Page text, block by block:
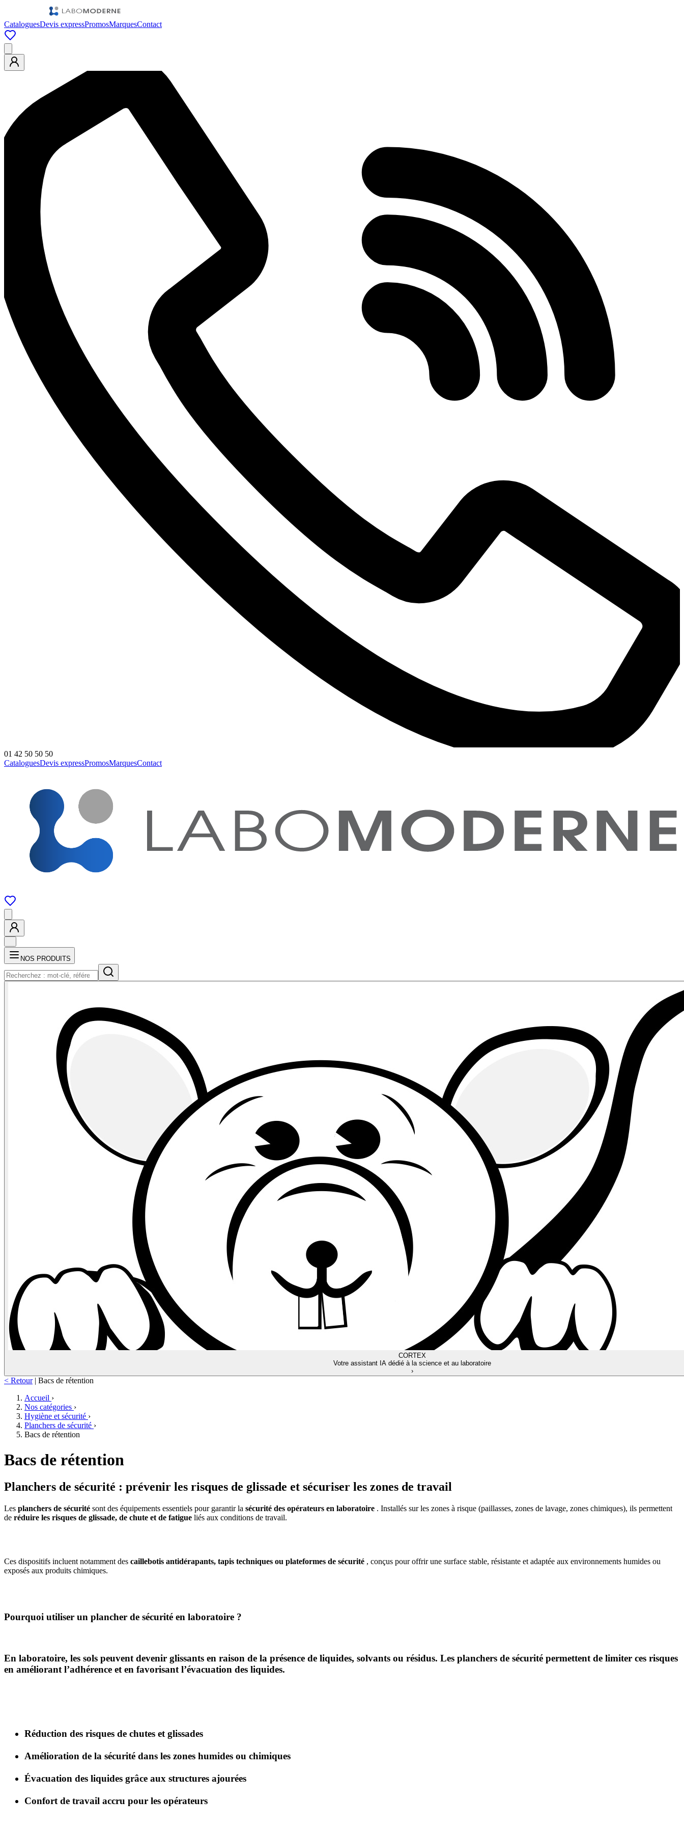
CataloguesDevis expressPromosMarquesContact
01 42 50 50 50
CataloguesDevis expressPromosMarquesContact
NOS PRODUITS
CORTEX
Votre assistant IA dédié à la science et au laboratoire
›
< Retour | Bacs de rétention
Accueil ›
Nos catégories ›
Hygiène et sécurité ›
Planchers de sécurité ›
Bacs de rétention
Bacs de rétention
Planchers de sécurité : prévenir les risques de glissade et sécuriser les zones de travail
Les planchers de sécurité sont des équipements essentiels pour garantir la sécurité des opérateurs en laboratoire . Installés sur les zones à risque (paillasses, zones de lavage, zones chimiques), ils permettent
de réduire les risques de glissade, de chute et de fatigue liés aux conditions de travail.
Ces dispositifs incluent notamment des caillebotis antidérapants, tapis techniques ou plateformes de sécurité , conçus pour offrir une surface stable, résistante et adaptée aux environnements humides ou
exposés aux produits chimiques.
Pourquoi utiliser un plancher de sécurité en laboratoire ?
En laboratoire, les sols peuvent devenir glissants en raison de la présence de liquides, solvants ou résidus. Les planchers de sécurité permettent de limiter ces risques
en améliorant l’adhérence et en favorisant l’évacuation des liquides.
Réduction des risques de chutes et glissades
Amélioration de la sécurité dans les zones humides ou chimiques
Évacuation des liquides grâce aux structures ajourées
Confort de travail accru pour les opérateurs